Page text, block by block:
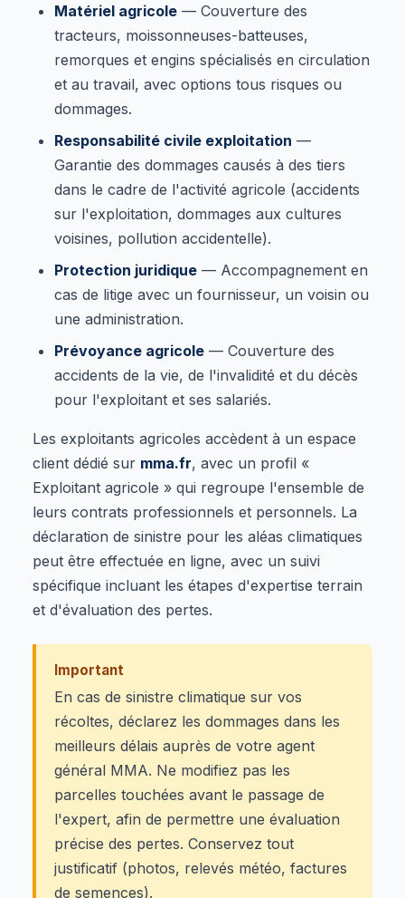
Matériel agricole — Couverture des
tracteurs, moissonneuses-batteuses,
remorques et engins spécialisés en circulation
et au travail, avec options tous risques ou
dommages.
Responsabilité civile exploitation —
Garantie des dommages causés à des tiers
dans le cadre de l'activité agricole (accidents
sur l'exploitation, dommages aux cultures
voisines, pollution accidentelle).
Protection juridique — Accompagnement en
cas de litige avec un fournisseur, un voisin ou
une administration.
Prévoyance agricole — Couverture des
accidents de la vie, de l'invalidité et du décès
pour l'exploitant et ses salariés.
Les exploitants agricoles accèdent à un espace
client dédié sur mma.fr, avec un profil «
Exploitant agricole » qui regroupe l'ensemble de
leurs contrats professionnels et personnels. La
déclaration de sinistre pour les aléas climatiques
peut être effectuée en ligne, avec un suivi
spécifique incluant les étapes d'expertise terrain
et d'évaluation des pertes.
Important
En cas de sinistre climatique sur vos
récoltes, déclarez les dommages dans les
meilleurs délais auprès de votre agent
général MMA. Ne modifiez pas les
parcelles touchées avant le passage de
l'expert, afin de permettre une évaluation
précise des pertes. Conservez tout
justificatif (photos, relevés météo, factures
de semences).